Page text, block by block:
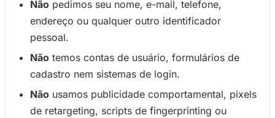
Não pedimos seu nome, e-mail, telefone,
endereço ou qualquer outro identificador
pessoal.
Não temos contas de usuário, formulários de
cadastro nem sistemas de login.
Não usamos publicidade comportamental, pixels
de retargeting, scripts de fingerprinting ou